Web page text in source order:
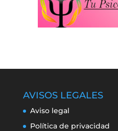
AVISOS LEGALES
Aviso legal
Política de privacidad